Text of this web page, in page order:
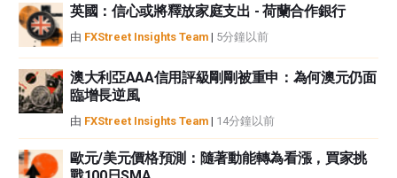
性不作任何陳述。FXStreet和作者將不承擔任何錯誤，遺漏或任何損失，傷害
或損害由此資訊及其顯示或使用引起的。錯誤和遺漏除外。本文作者和
FXStreet並非註冊投資顧問，本文內容無意提供任何投資建議。
英國：信心或將釋放家庭支出 - 荷蘭合作銀行
由 FXStreet Insights Team | 5分鐘以前
澳大利亞AAA信用評級剛剛被重申：為何澳元仍面
臨增長逆風
由 FXStreet Insights Team | 14分鐘以前
歐元/美元價格預測：隨著動能轉為看漲，買家挑